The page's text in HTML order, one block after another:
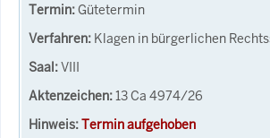
Gütetermin
Klagen in bürgerlichen
VIII
13 Ca 4974/26
Termin aufgehoben